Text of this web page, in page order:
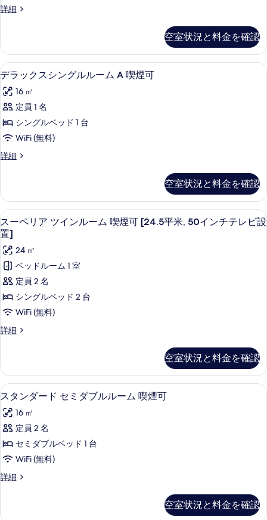
の
て
の
写
真
を
表
す
可
ダ
ル
ル
ー
ム
禁
煙
の
す
の
写
真
を
表
示
す
る
詳細
ス
ー
ド
ダ
ル
ル
ム
禁
の
空室状況と料金を確認
デ
ラ
ッ
ク
ス
ン
ル
ル
ー
ム
A
喫
煙
可
の
す
の
写
真
を
表
示
す
デスク、遮光カーテン、WiFi (無料)
20
デラックスシングルルーム A 喫煙可
16 ㎡
定員 1 名
シングルベッド 1 台
WiFi (無料)
詳細
デ
ス
シ
ン
グ
ル
ル
ー
ム
A
喫
可
の
詳
空室状況と料金を確認
ス
ー
ペ
リ
ア
ツ
イ
ン
ム
喫
煙
可
[24.5
平
米,
50
スーペリア ツインルーム 喫煙可
24
スーペリア ツインルーム 喫煙可 [24.5平米, 50インチテレビ設
置]
24 ㎡
ベッドルーム 1 室
定員 2 名
シングルベッド 2 台
WiFi (無料)
詳細
ス
ア
ツ
イ
ル
ー
喫
煙
[24.5
空室状況と料金を確認
ス
タ
ン
ダ
ー
セ
ダ
デスク、遮光カーテン、WiFi (無料)
19
スタンダード セミダブルルーム 喫煙可
16 ㎡
定員 2 名
セミダブルベッド 1 台
WiFi (無料)
詳細
ス
空室状況と料金を確認